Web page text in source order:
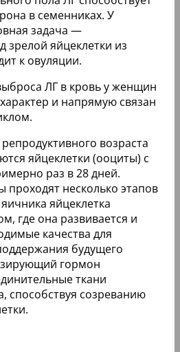
в семенниках. У
задача —
зрелой яйцеклетки из
к овуляции.
ЛГ в кровь у женщин
и напрямую связан
возраста
яйцеклетки (ооциты) с
раз в 28 дней.
несколько этапов
яйцеклетка
где она развивается и
качества для
будущего
гормон
ткани
способствуя созреванию